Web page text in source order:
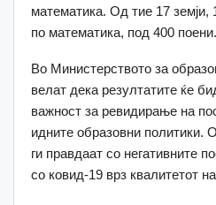
математика. Од тие 17 земји,
по математика, под 400 поени.
Во Министерството за
велат дека резултатите ќе
важност за ревидирање на
идните образовни политики.
ги правдаат со негативните
со ковид-19 врз квалитетот